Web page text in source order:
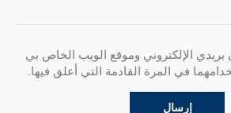
الإلكتروني وموقع الويب الخاص بي
في المرة القادمة التي أعلق فيها.